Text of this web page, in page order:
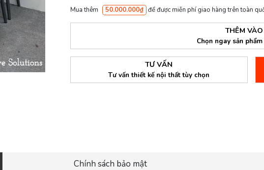
Mua thêm 50.000.000₫ để được miễn phí giao hàng trên toàn
THÊM
Chọn ngay sản
TƯ VẤN
Tư vấn thiết kế nội thất tùy chọn
Chính sách bảo mật